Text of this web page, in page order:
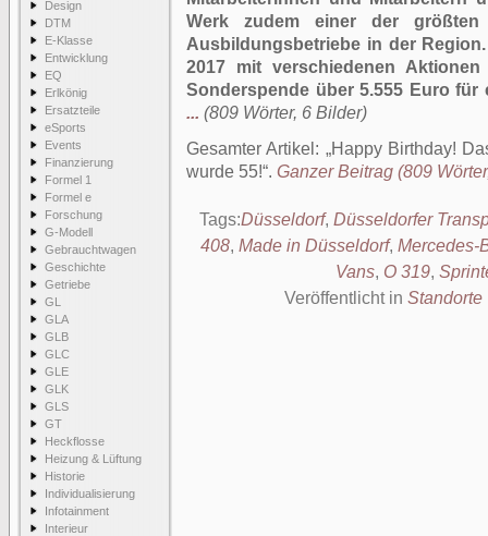
Design
DTM
E-Klasse
Entwicklung
EQ
Erlkönig
Ersatzteile
eSports
Events
Finanzierung
Formel 1
Formel e
Forschung
G-Modell
Gebrauchtwagen
Geschichte
Getriebe
GL
GLA
GLB
GLC
GLE
GLK
GLS
GT
Heckflosse
Heizung & Lüftung
Historie
Individualisierung
Infotainment
Interieur
Werk zudem einer der größten
Ausbildungsbetriebe in der
2017 mit verschiedenen
Sonderspende über 5.555 Euro für
... (809 Wörter, 6 Bilder)
Gesamter Artikel:
Happy Birthday!
wurde 55! . Ganzer Beitrag (809
Tags:Düsseldorf, Düsseldorfer
408, Made in Düsseldorf, Mercedes-
Vans, O 319,
Veröffentlicht in Standorte